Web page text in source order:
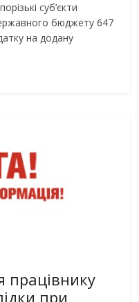
суб’єкти
бюджету 647
на додану
працівнику
при